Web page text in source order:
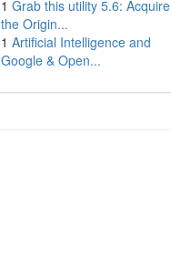
1 Grab this utility 5.6: Acquire
the Origin...
1 Artificial Intelligence and
Google & Open...